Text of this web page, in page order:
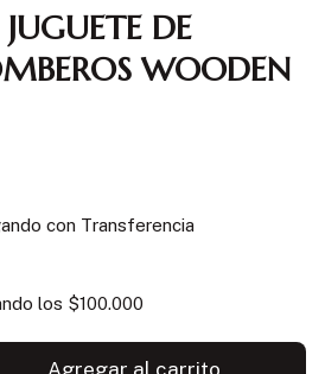
DE
WOODEN
con Transferencia
los $100.000